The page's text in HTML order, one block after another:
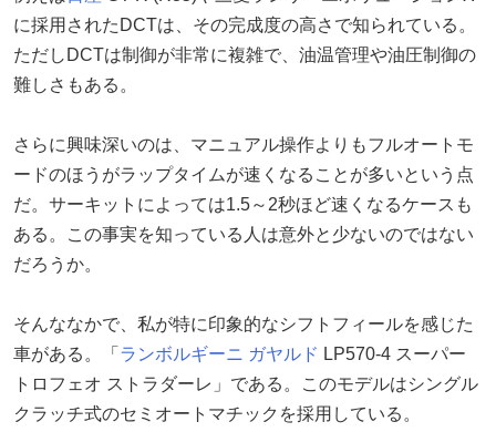
に採用されたDCTは、その完成度の高さで知られている。
ただしDCTは制御が非常に複雑で、油温管理や油圧制御の
難しさもある。
さらに興味深いのは、マニュアル操作よりもフルオートモ
ードのほうがラップタイムが速くなることが多いという点
だ。サーキットによっては1.5～2秒ほど速くなるケースも
ある。この事実を知っている人は意外と少ないのではない
だろうか。
そんななかで、私が特に印象的なシフトフィールを感じた
車がある。「 ランボルギーニ ガヤルド LP570-4 スーパー
トロフェオ ストラダーレ」である。このモデルはシングル
クラッチ式のセミオートマチックを採用している。